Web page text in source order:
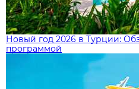
Новый год 2026 в Турции:
программой